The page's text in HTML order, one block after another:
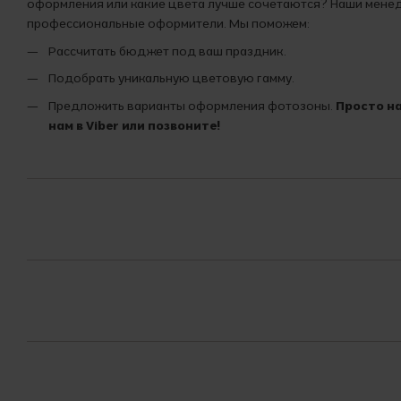
оформления или какие цвета лучше сочетаются? Наши
профессиональные оформители. Мы поможем:
Рассчитать бюджет под ваш праздник.
Подобрать уникальную цветовую гамму.
Предложить варианты оформления фотозоны. Просто
нам в Viber или позвоните!